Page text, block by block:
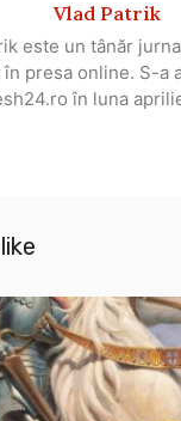
Vlad Patrik
este un tânăr
presa online. S-a
în luna